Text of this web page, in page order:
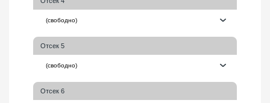
Отсек 5
Отсек 6